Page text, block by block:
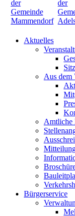
Aktuelles
Aus dem
Amtliche
Bürgerservice